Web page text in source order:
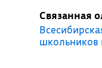
Связанная
школьников